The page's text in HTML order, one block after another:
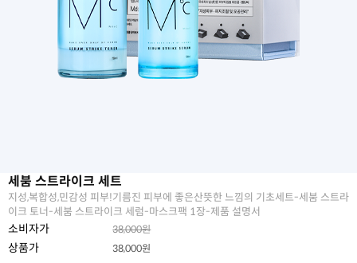
세붐 스트라이크 세트
지성,복합성,민감성 피부!기름진 피부에 좋은산뜻한 느낌의 기초세트-세붐 스트라
이크 토너-세붐 스트라이크 세럼-마스크팩 1장-제품 설명서
소비자가 38,000원
상품가 38,000원